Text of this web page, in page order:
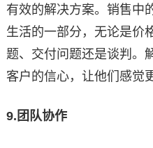
有效的解决方案。销售中
生活的一部分，无论是价
题、交付问题还是谈判。
客户的信心，让他们感觉
9. 团队协作